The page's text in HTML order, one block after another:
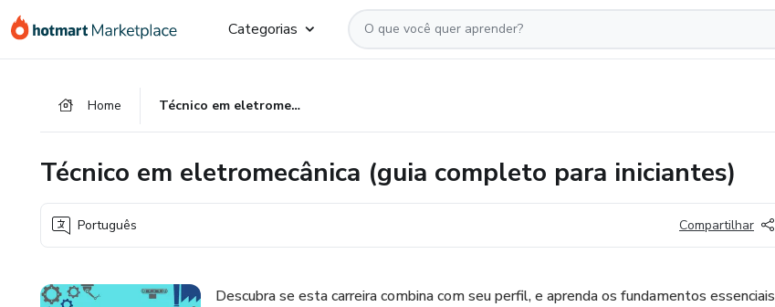
para
para
para
Categorias
Home Técnico em eletromecânica (guia completo para iniciantes)
Técnico em eletromecânica (guia completo para iniciantes)
Português Compartilhar
Descubra se esta carreira combina com seu perfil, e aprenda os fundamentos essenciais